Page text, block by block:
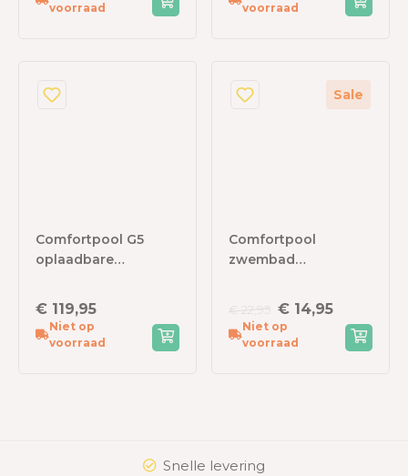
voorraad
voorraad
Comfortpool G5
oplaadbare
€ 119,95
Niet op
voorraad
Sale
Comfortpool
zwembad
€ 14,95
Niet op
voorraad
Snelle levering